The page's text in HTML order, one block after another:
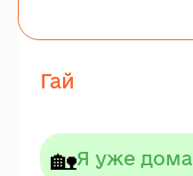
Гай
🏡Я уже дома